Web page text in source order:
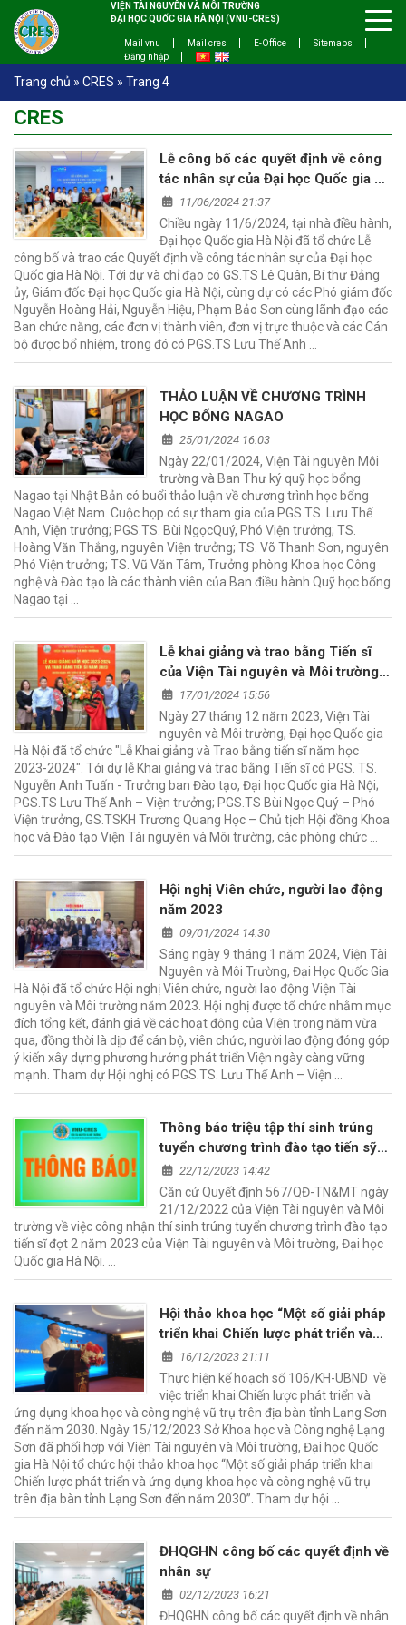
VIỆN TÀI NGUYÊN VÀ MÔI TRƯỜNG
ĐẠI HỌC QUỐC GIA HÀ NỘI (VNU-CRES)
Mail vnu Mail cres E-Office
Sitemaps
Đăng nhập
Trang chủ » CRES » Trang 4
CRES
Lễ công bố các quyết định về công
tác nhân sự của Đại học Quốc gia Hà
Nội11/06/2024 21:37
Chiều ngày 11/6/2024, tại nhà điều hành,
Đại học Quốc gia Hà Nội đã tổ chức Lễ
công bố và trao các Quyết định về công tác nhân sự của Đại học
Quốc gia Hà Nội. Tới dự và chỉ đạo có GS.TS Lê Quân, Bí thư Đảng
ủy, Giám đốc Đại học Quốc gia Hà Nội, cùng dự có các Phó giám đốc
Nguyễn Hoàng Hải, Nguyễn Hiệu, Phạm Bảo Sơn cùng lãnh đạo các
Ban chức năng, các đơn vị thành viên, đơn vị trực thuộc và các Cán
bộ được bổ nhiệm, trong đó có PGS.TS Lưu Thế Anh …
THẢO LUẬN VỀ CHƯƠNG TRÌNH
HỌC BỔNG NAGAO
25/01/2024 16:03
Ngày 22/01/2024, Viện Tài nguyên Môi
trường và Ban Thư ký quỹ học bổng
Nagao tại Nhật Bản có buổi thảo luận về chương trình học bổng
Nagao Việt Nam. Cuộc họp có sự tham gia của PGS.TS. Lưu Thế
Anh, Viện trưởng; PGS.TS. Bùi NgọcQuý, Phó Viện trưởng; TS.
Hoàng Văn Thắng, nguyên Viện trưởng; TS. Võ Thanh Sơn, nguyên
Phó Viện trưởng; TS. Vũ Văn Tâm, Trưởng phòng Khoa học Công
nghệ và Đào tạo là các thành viên của Ban điều hành Quỹ học bổng
Nagao tại …
Lễ khai giảng và trao bằng Tiến sĩ
của Viện Tài nguyên và Môi trường
năm học 2023-2024
17/01/2024 15:56
Ngày 27 tháng 12 năm 2023, Viện Tài
nguyên và Môi trường, Đại học Quốc gia
Hà Nội đã tổ chức "Lễ Khai giảng và Trao bằng tiến sĩ năm học
2023-2024". Tới dự lễ Khai giảng và trao bằng Tiến sĩ có PGS. TS.
Nguyễn Anh Tuấn - Trưởng ban Đào tạo, Đại học Quốc gia Hà Nội;
PGS.TS Lưu Thế Anh – Viện trưởng; PGS.TS Bùi Ngọc Quý – Phó
Viện trưởng, GS.TSKH Trương Quang Học – Chủ tịch Hội đồng Khoa
học và Đào tạo Viện Tài nguyên và Môi trường, các phòng chức …
Hội nghị Viên chức, người lao động
năm 2023
09/01/2024 14:30
Sáng ngày 9 tháng 1 năm 2024, Viện Tài
Nguyên và Môi Trường, Đại Học Quốc Gia
Hà Nội đã tổ chức Hội nghị Viên chức, người lao động Viện Tài
nguyên và Môi trường năm 2023. Hội nghị được tổ chức nhằm mục
đích tổng kết, đánh giá về các hoạt động của Viện trong năm vừa
qua, đồng thời là dịp để cán bộ, viên chức, người lao động đóng góp
ý kiến xây dựng phương hướng phát triển Viện ngày càng vững
mạnh. Tham dự Hội nghị có PGS.TS. Lưu Thế Anh – Viện …
Thông báo triệu tập thí sinh trúng
tuyển chương trình đào tạo tiến sỹ
năm 2023
22/12/2023 14:42
Căn cứ Quyết định 567/QĐ-TN&MT ngày
21/12/2022 của Viện Tài nguyên và Môi
trường về việc công nhận thí sinh trúng tuyển chương trình đào tạo
tiến sĩ đợt 2 năm 2023 của Viện Tài nguyên và Môi trường, Đại học
Quốc gia Hà Nội. …
Hội thảo khoa học “Một số giải pháp
triển khai Chiến lược phát triển và
ứng dụng khoa học và công nghệ vũ
trụ trên địa bàn tỉnh Lạng Sơn đến
năm 2030”.
16/12/2023 21:11
Thực hiện kế hoạch số 106/KH-UBND về
việc triển khai Chiến lược phát triển và
ứng dụng khoa học và công nghệ vũ trụ trên địa bàn tỉnh Lạng Sơn
đến năm 2030. Ngày 15/12/2023 Sở Khoa học và Công nghệ Lạng
Sơn đã phối hợp với Viện Tài nguyên và Môi trường, Đại học Quốc
gia Hà Nội tổ chức hội thảo khoa học “Một số giải pháp triển khai
Chiến lược phát triển và ứng dụng khoa học và công nghệ vũ trụ
trên địa bàn tỉnh Lạng Sơn đến năm 2030”. Tham dự hội …
ĐHQGHN công bố các quyết định về
nhân sự
02/12/2023 16:21
ĐHQGHN công bố các quyết định về nhân